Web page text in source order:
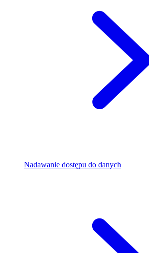
Nadawanie dostępu do danych